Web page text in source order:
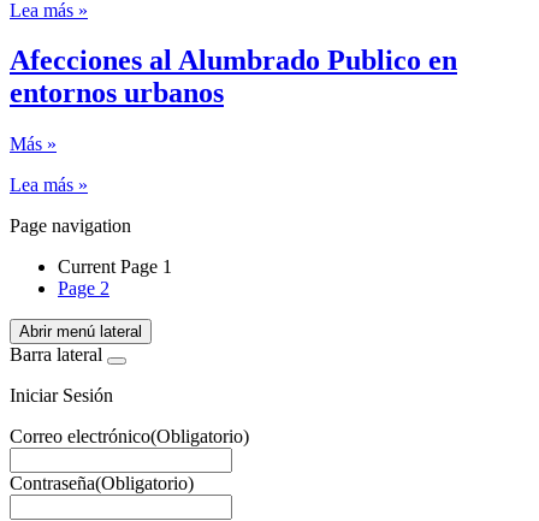
Lea más »
Afecciones al Alumbrado Publico en
entornos urbanos
Más »
Lea más »
Page navigation
Current Page 1
Page 2
Abrir menú lateral
Barra lateral
Iniciar Sesión
Correo electrónico(Obligatorio)
Contraseña(Obligatorio)